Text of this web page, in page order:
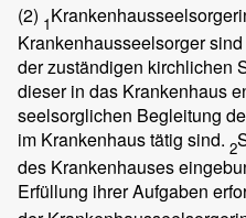
(2) 1
Krankenhausseelsorger
der zuständigen kirchlichen
dieser in das Krankenhaus
seelsorglichen Begleitung
im Krankenhaus tätig sind. 2
des Krankenhauses
Erfüllung ihrer Aufgaben